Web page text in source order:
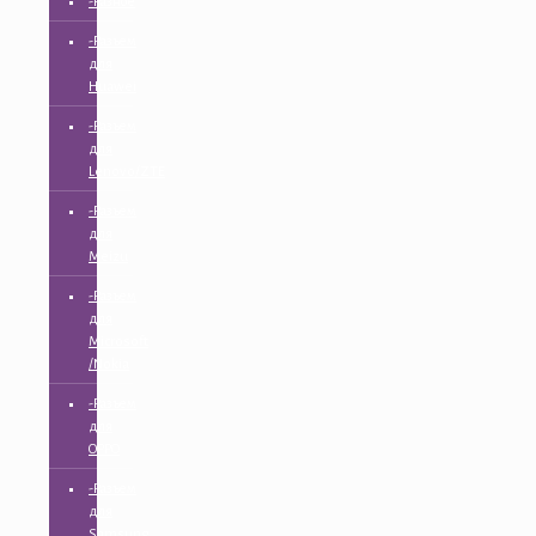
-Разъем
для
Huawei
-Разъем
для
Lenovo/ZTE
-Разъем
для
Meizu
-Разъем
для
Microsoft
/Nokia
-Разъем
для
OPPO
-Разъем
для